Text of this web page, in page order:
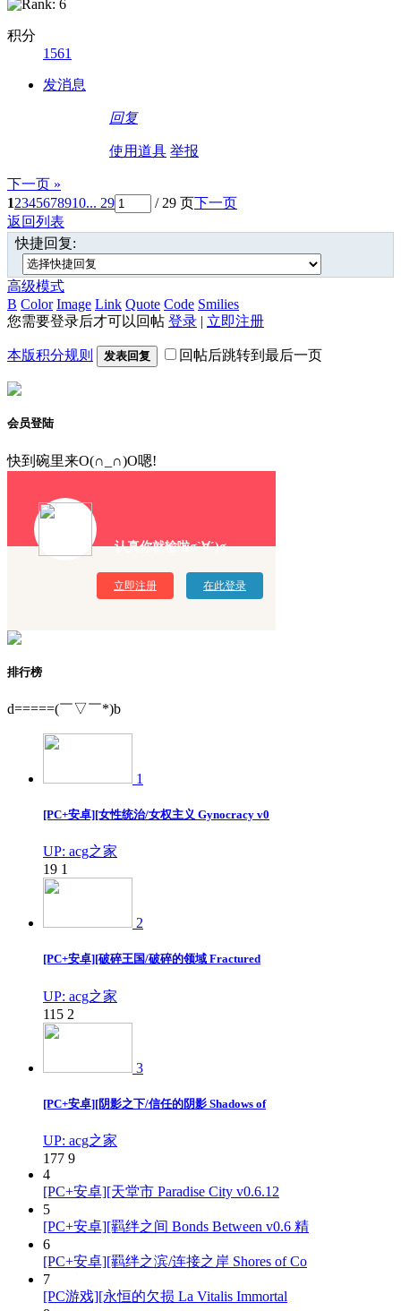
积分
1561
发消息
回复
使用道具 举报
下一页 »
12345678910... 29 / 29 页下一页
返回列表
快捷回复:
高级模式
B Color Image Link Quote Code Smilies
您需要登录后才可以回帖 登录 | 立即注册
本版积分规则 发表回复 回帖后跳转到最后一页
会员登陆
快到碗里来O(∩_∩)O嗯!
认真你就输啦σ`∀´)σ
立即注册 在此登录
排行榜
d=====(￣▽￣*)b
1
[PC+安卓][女性统治/女权主义 Gynocracy v0
UP: acg之家
19 1
2
[PC+安卓][破碎王国/破碎的领域 Fractured
UP: acg之家
115 2
3
[PC+安卓][阴影之下/信任的阴影 Shadows of
UP: acg之家
177 9
4
[PC+安卓][天堂市 Paradise City v0.6.12
5
[PC+安卓][羁绊之间 Bonds Between v0.6 精
6
[PC+安卓][羁绊之滨/连接之岸 Shores of Co
7
[PC游戏][永恒的欠损 La Vitalis Immortal